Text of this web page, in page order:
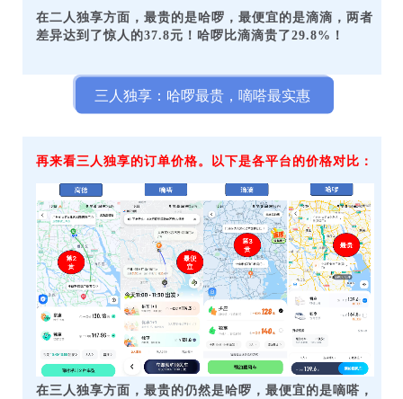
在二人独享方面，最贵的是哈啰，最便宜的是滴滴，两者
差异达到了惊人的37.8元！哈啰比滴滴贵了29.8%！
三人独享：哈啰最贵，嘀嗒最实惠
再来看三人独享的订单价格。以下是各平台的价格对比：
在三人独享方面，最贵的仍然是哈啰，最便宜的是嘀嗒，